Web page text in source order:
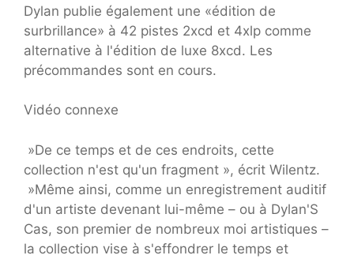
Dylan publie également une «édition de
surbrillance» à 42 pistes 2xcd et 4xlp comme
alternative à l'édition de luxe 8xcd. Les
précommandes sont en cours.
Vidéo connexe
«De ce temps et de ces endroits, cette
collection n'est qu'un fragment », écrit Wilentz.
«Même ainsi, comme un enregistrement auditif
d'un artiste devenant lui-même – ou à Dylan'S
Cas, son premier de nombreux moi artistiques –
la collection vise à s'effondrer le temps et